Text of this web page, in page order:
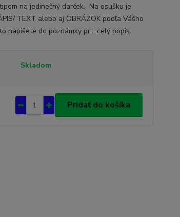
na jedinečný darček. Na osušku je
TEXT alebo aj OBRÁZOK podľa Vášho
napíšete do poznámky pr... celý popis
Skladom
Pridať do košíka